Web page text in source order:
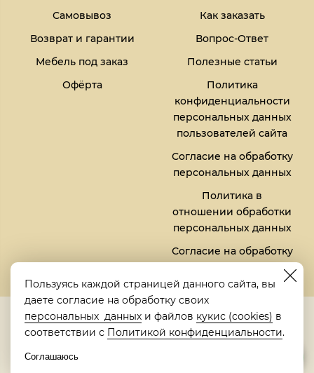
Самовывоз
Возврат и гарантии
Мебель под заказ
Офёрта
Как заказать
Вопрос-Ответ
Полезные статьи
Политика
конфиденциальности
персональных данных
пользователей сайта
Согласие на обработку
персональных данных
Политика в
отношении обработки
персональных данных
Согласие на обработку
файлов кукис (cookies)
5,0
Рейтинг в Яндексе
Пользуясь каждой страницей данного сайта, вы
даете согласие на обработку своих
персональных данных и файлов кукис (cookies) в
соответствии с Политикой конфиденциальности.
Соглашаюсь